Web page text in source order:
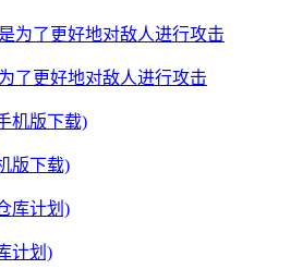
了更好地对敌人进行攻击
版下载)
计划)